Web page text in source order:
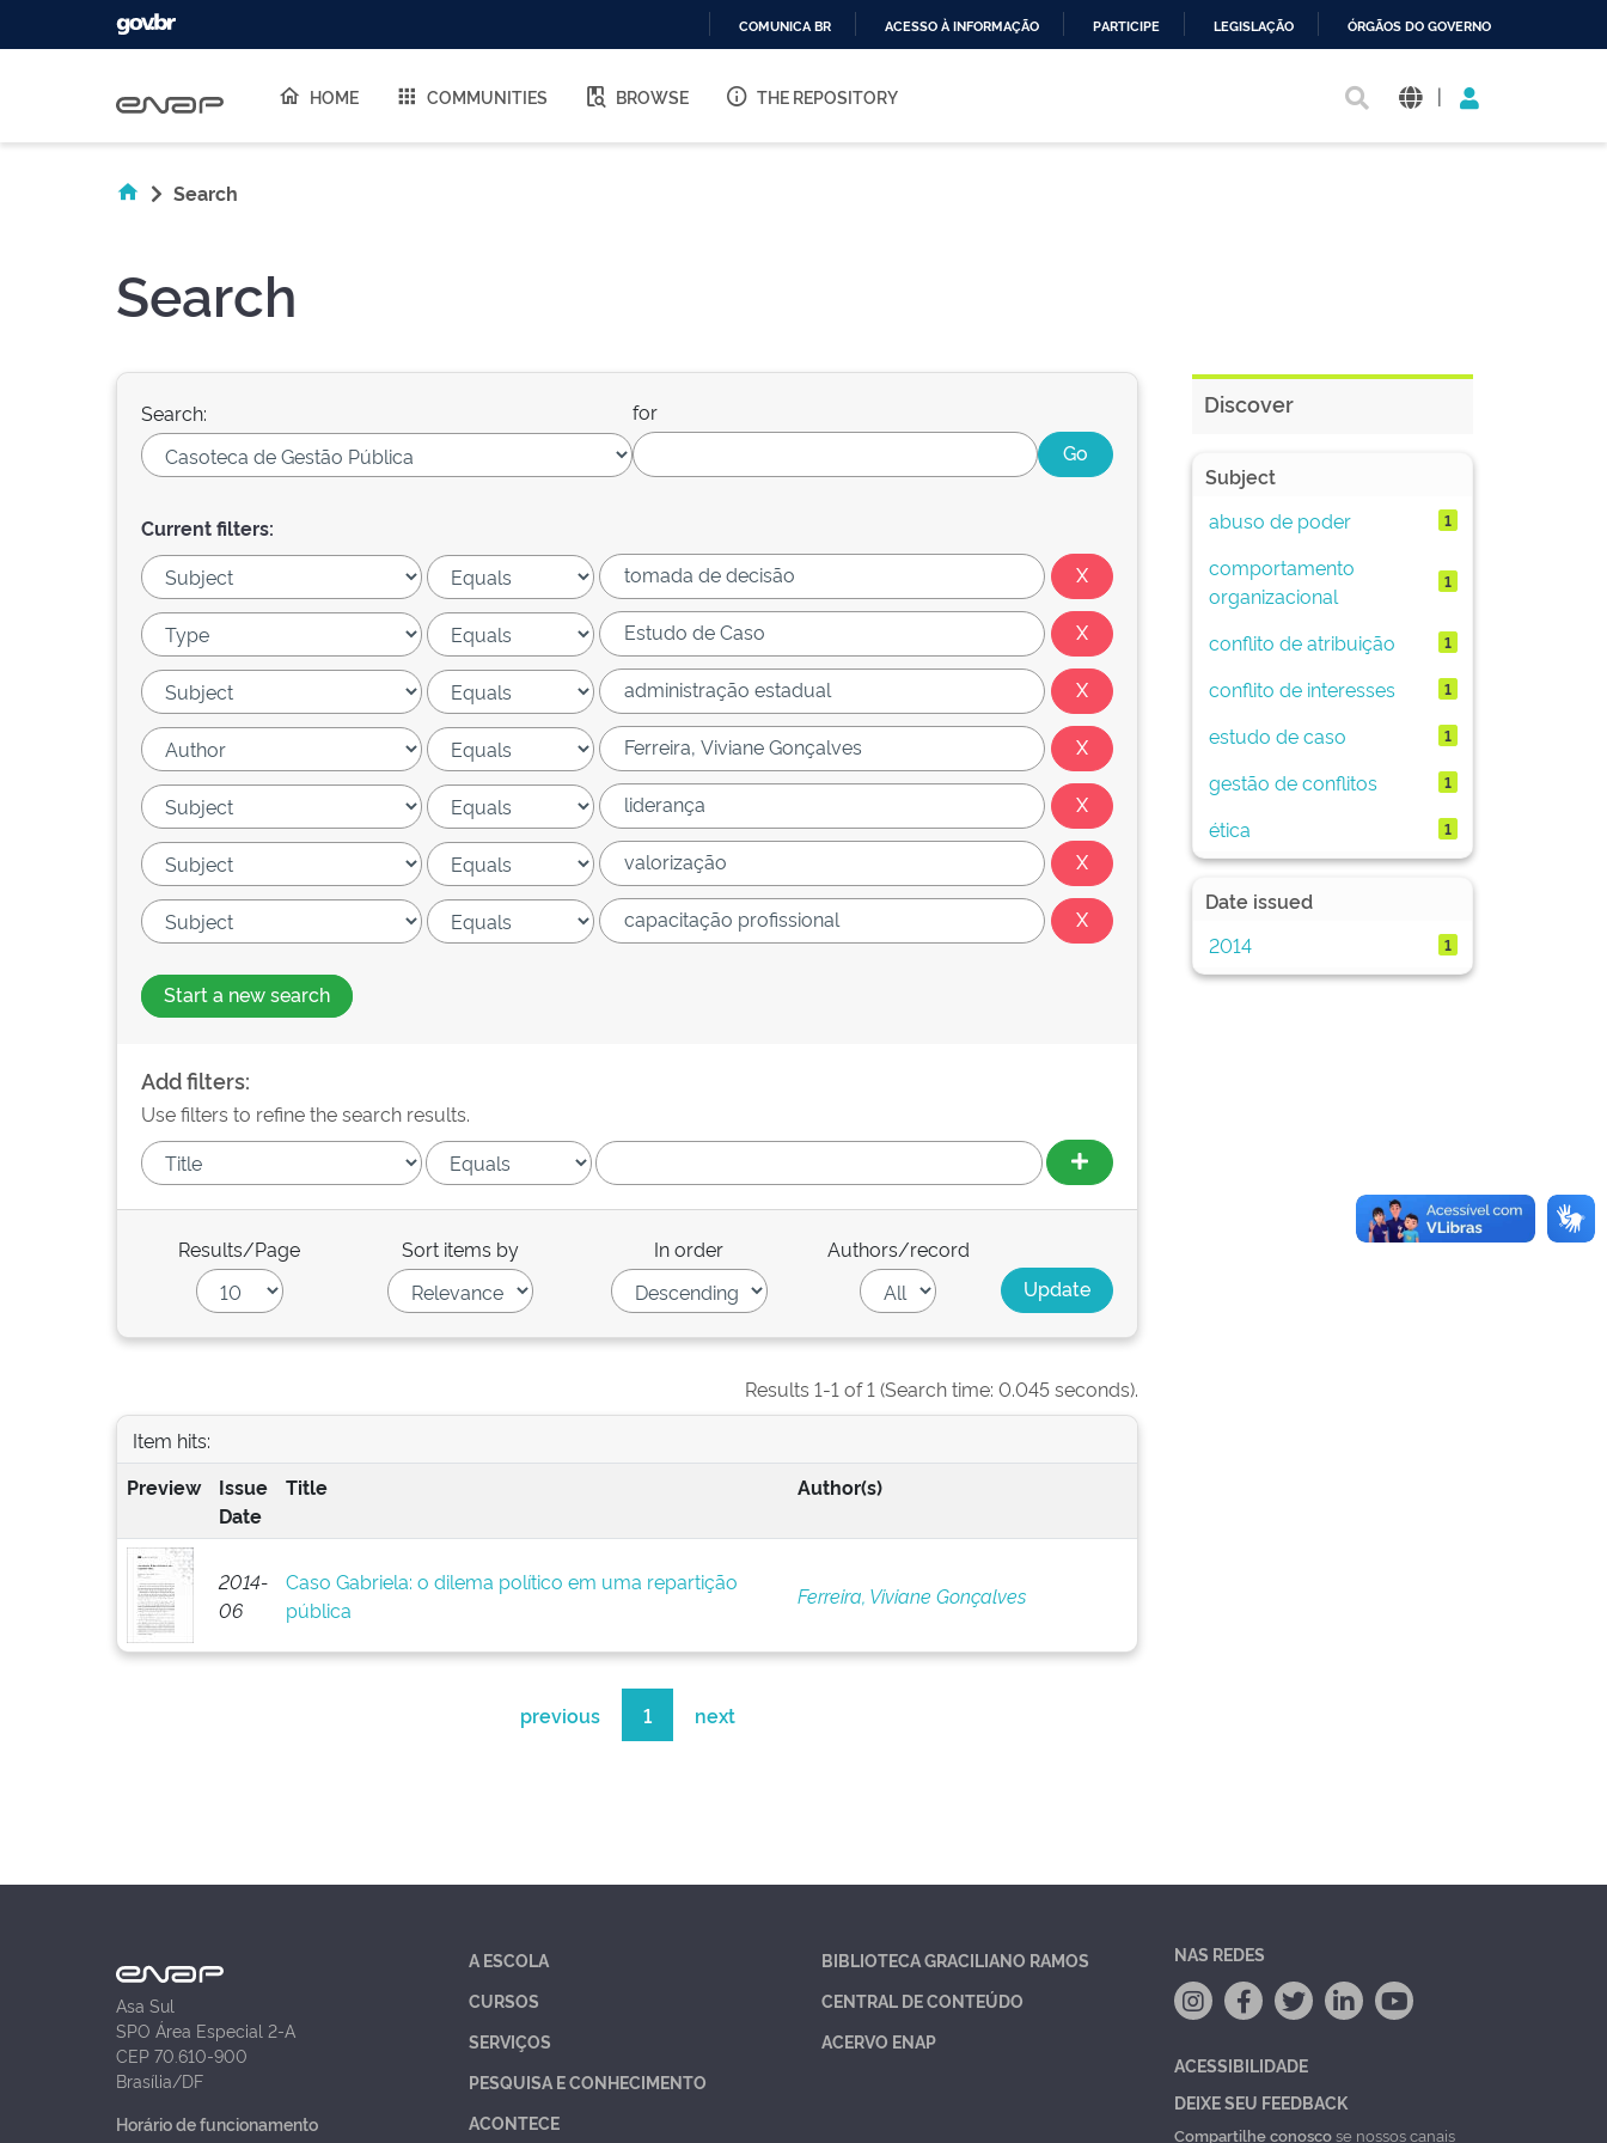
O
COMUNICA BR ACESSO À INFORMAÇÃO PARTICIPE LEGISLAÇÃO ÓRGÃOS DO GOVERNO
HOME COMMUNITIES BROWSE THE REPOSITORY |
Search
Search
Search: for
Current filters:
Start a new search
Add filters:
Use filters to refine the search results.
Results/Page Sort items by In order Authors/record
Results 1-1 of 1 (Search time: 0.045 seconds).
Item hits:
Preview
Issue
Date
Title Author(s)
2014-
06
Caso Gabriela: o dilema político em uma repartição
pública
Ferreira, Viviane Gonçalves
previous 1 next
Discover
Subject
abuso de poder
1
comportamento
organizacional
1
conflito de atribuição 1
conflito de interesses 1
estudo de caso 1
gestão de conflitos 1
ética 1
Date issued
2014
1
Asa Sul
SPO Área Especial 2-A
CEP 70.610-900
Brasília/DF
Horário de funcionamento
A ESCOLA
CURSOS
SERVIÇOS
PESQUISA E CONHECIMENTO
ACONTECE
BIBLIOTECA GRACILIANO RAMOS
CENTRAL DE CONTEÚDO
ACERVO ENAP
NAS REDES
ACESSIBILIDADE
DEIXE SEU FEEDBACK
Compartilhe conoscose nossos canais